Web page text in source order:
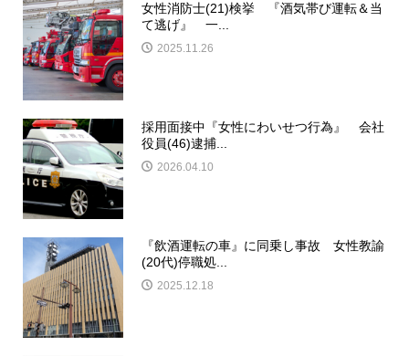
女性消防士(21)検挙 『酒気帯び運転＆当
て逃げ』 一...
2025.11.26
採用面接中『女性にわいせつ行為』 会社
役員(46)逮捕...
2026.04.10
『飲酒運転の車』に同乗し事故 女性教諭
(20代)停職処...
2025.12.18